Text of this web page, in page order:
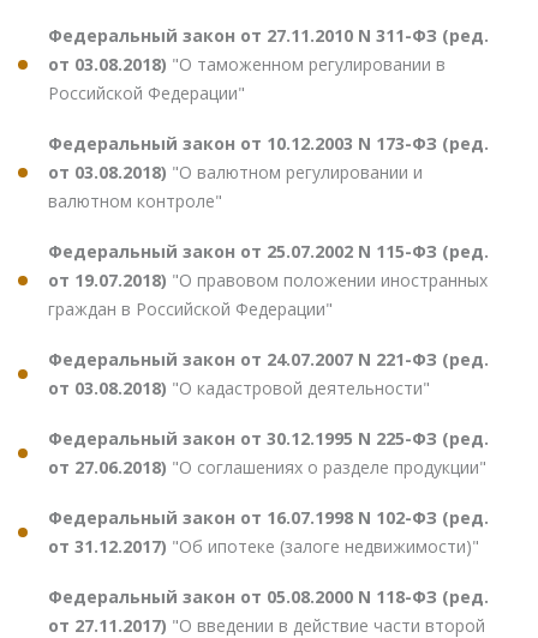
Федеральный закон от 27.11.2010 N 311-ФЗ (ред.
от 03.08.2018) "О таможенном регулировании в
Российской Федерации"
Федеральный закон от 10.12.2003 N 173-ФЗ (ред.
от 03.08.2018) "О валютном регулировании и
валютном контроле"
Федеральный закон от 25.07.2002 N 115-ФЗ (ред.
от 19.07.2018) "О правовом положении иностранных
граждан в Российской Федерации"
Федеральный закон от 24.07.2007 N 221-ФЗ (ред.
от 03.08.2018) "О кадастровой деятельности"
Федеральный закон от 30.12.1995 N 225-ФЗ (ред.
от 27.06.2018) "О соглашениях о разделе продукции"
Федеральный закон от 16.07.1998 N 102-ФЗ (ред.
от 31.12.2017) "Об ипотеке (залоге недвижимости)"
Федеральный закон от 05.08.2000 N 118-ФЗ (ред.
от 27.11.2017) "О введении в действие части второй